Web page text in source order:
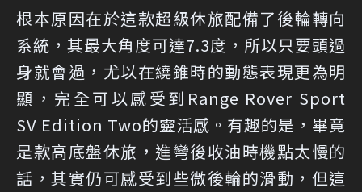
根本原因在於這款超級休旅配備了後輪轉向
系統，其最大角度可達7.3度，所以只要頭過
身就會過，尤以在繞錐時的動態表現更為明
顯，完全可以感受到Range Rover Sport
SV Edition Two的靈活感。有趣的是，畢竟
是款高底盤休旅，進彎後收油時機點太慢的
話，其實仍可感受到些微後輪的滑動，但這